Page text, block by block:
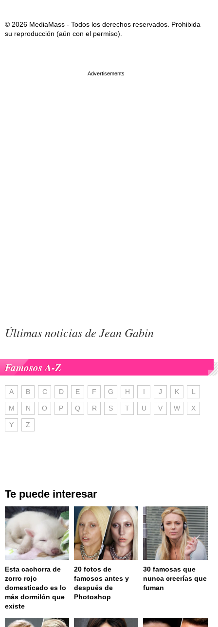
© 2026 MediaMass - Todos los derechos reservados. Prohibida
su reproducción (aún con el permiso).
Últimas noticias de Jean Gabin
Famosos A-Z
A B C D E F G H I J K L
M N O P Q R S T U V W X
Y Z
Te puede interesar
Esta cachorra de
zorro rojo
domesticado es lo
más dormilón que
existe
20 fotos de
famosos antes y
después de
Photoshop
30 famosas que
nunca creerías que
fuman